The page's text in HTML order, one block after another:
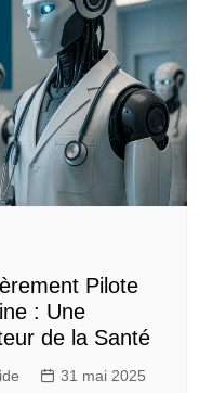
Pilote
: Une
de la Santé
31 mai 2025